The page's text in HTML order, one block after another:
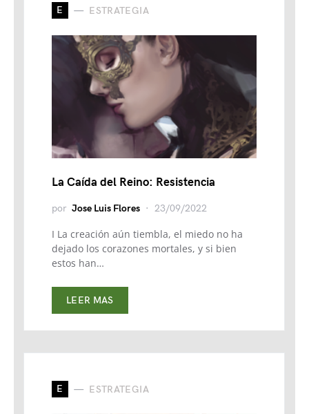
E ESTRATEGIA
La Caída del Reino: Resistencia
por Jose Luis Flores 23/09/2022
I La creación aún tiembla, el miedo no ha
dejado los corazones mortales, y si bien
estos han…
LEER MAS
E ESTRATEGIA